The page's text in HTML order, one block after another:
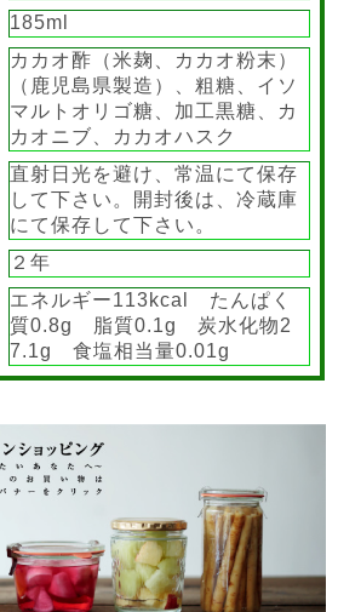
185ml
カカオ酢（米麹、カカオ粉末）
（鹿児島県製造）、粗糖、イソ
マルトオリゴ糖、加工黒糖、カ
カオニブ、カカオハスク
直射日光を避け、常温にて保存
して下さい。開封後は、冷蔵庫
にて保存して下さい。
２年
エネルギー113kcal たんぱく
質0.8g 脂質0.1g 炭水化物2
7.1g食塩相当量0.01g